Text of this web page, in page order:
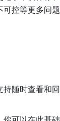
控等更多问题
随时查看和